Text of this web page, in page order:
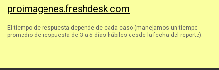
proimagenes.freshdesk.com
El tiempo de respuesta depende de cada caso (manejamos un tiempo
promedio de respuesta de 3 a 5 días hábiles desde la fecha del reporte).